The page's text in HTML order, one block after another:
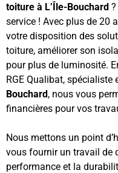
toiture à L’Île-Bouchard
service ! Avec plus de 20
votre disposition des
toiture, améliorer son
pour plus de luminosité.
RGE Qualibat, spécialiste
Bouchard, nous vous
financières pour vos
Nous mettons un point
vous fournir un travail de
performance et la